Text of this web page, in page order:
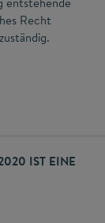
Recht
IST EINE